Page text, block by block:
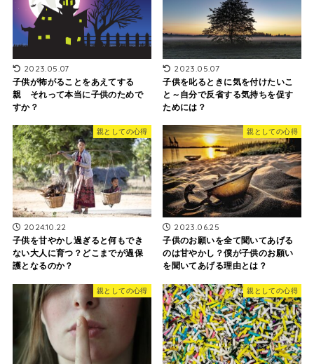
2023.05.07
子供が怖がることをあえてする
親 それって本当に子供のためで
すか？
2023.05.07
子供を叱るときに気を付けたいこ
と～自分で反省する気持ちを促す
ためには？
親としての心得
2024.10.22
子供を甘やかし過ぎると何もでき
ない大人に育つ？どこまでが過保
護となるのか？
親としての心得
2023.06.25
子供のお願いを全て聞いてあげる
のは甘やかし？僕が子供のお願い
を聞いてあげる理由とは？
親としての心得 親としての心得